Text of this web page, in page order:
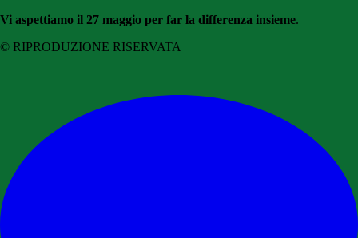
Vi aspettiamo il 27 maggio per far la differenza insieme.
© RIPRODUZIONE RISERVATA